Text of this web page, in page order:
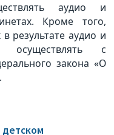
аудио и
Кроме того,
результате аудио и
с
закона «О